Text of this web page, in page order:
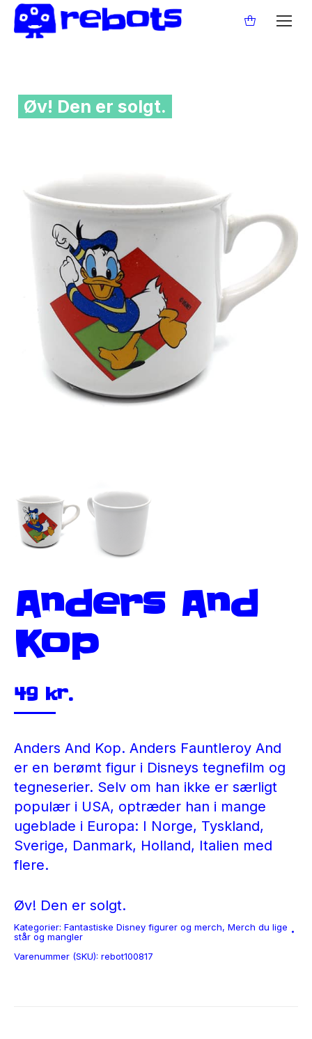
Øv! Den er solgt.
Anders And
Kop
49 kr.
Anders And Kop. Anders Fauntleroy And
er en berømt figur i Disneys tegnefilm og
tegneserier. Selv om han ikke er særligt
populær i USA, optræder han i mange
ugeblade i Europa: I Norge, Tyskland,
Sverige, Danmark, Holland, Italien med
flere.
Øv! Den er solgt.
Kategorier: Fantastiske Disney figurer og merch, Merch du lige
står og mangler
Varenummer (SKU): rebot100817